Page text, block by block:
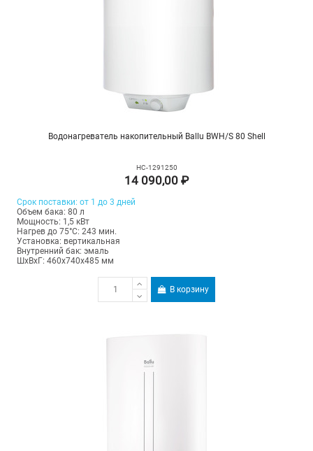
Водонагреватель накопительный Ballu BWH/S 80 Shell
НС-1291250
14 090,00 ₽
Срок поставки: от 1 до 3 дней
Объем бака: 80 л
Мощность: 1,5 кВт
Нагрев до 75°С: 243 мин.
Установка: вертикальная
Внутренний бак: эмаль
ШхВхГ: 460х740х485 мм
В корзину